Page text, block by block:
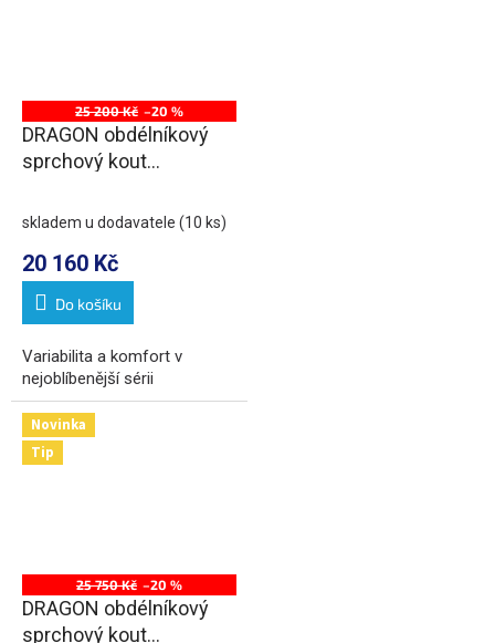
25 200 Kč –20 %
DRAGON obdélníkový
sprchový kout
varianta, rohový vstup
skladem u dodavatele (10 ks)
20 160 Kč
Do košíku
Variabilita a komfort v
nejoblíbenější sérii
Novinka
Tip
25 750 Kč –20 %
DRAGON obdélníkový
sprchový kout